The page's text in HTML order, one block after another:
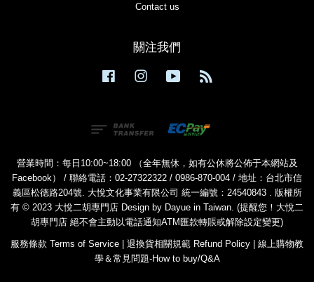
Contact us
關注我們
Facebook Instagram YouTube
營業時間：每日10:00~18:00 （全年無休，如有公休將公佈于本網站及
Facebook） / 聯絡電話：02-27322322 / 0986-870-004 / 地址：台北市信
義區松德路204號. 大悅文化事業有限公司 統一編號：24540843 . 版權所
有 © 2023 大悅二胡專門店 Design by Dayue in Taiwan. (提醒您！大悅二
胡專門店 絕不會主動以電話通知ATM匯款轉賬或解除設定變更)
服務條款 Terms of Service | 退換貨相關規範 Refund Policy | 線上購物教
學＆常見問題-How to buy/Q&A